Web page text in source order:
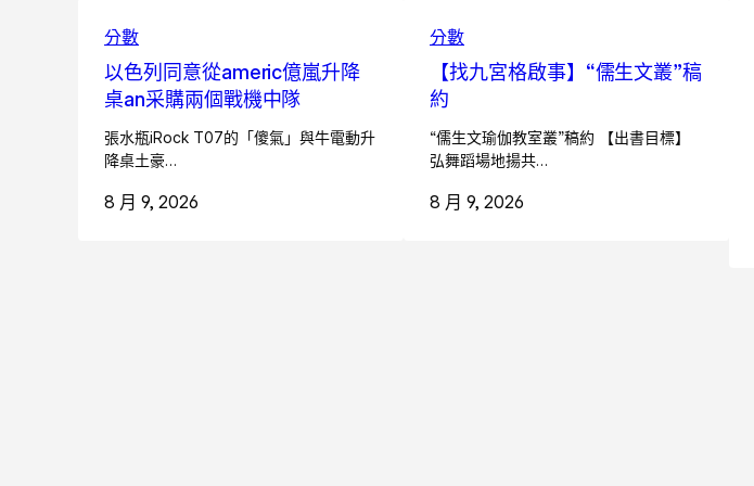
分數
以色列同意從americ億嵐升降
桌an采購兩個戰機中隊
張水瓶iRock T07的「傻氣」與牛電動升
降桌土豪…
8 月 9, 2026
分數
【找九宮格啟事】“儒生文叢”稿
約
“儒生文瑜伽教室叢”稿約 【出書目標】
弘舞蹈場地揚共…
8 月 9, 2026